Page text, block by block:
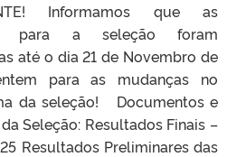
Informamos que as
para a seleção foram
até o dia 21 de Novembro de
para as mudanças no
da seleção! Documentos e
Seleção: Resultados Finais –
Resultados Preliminares das